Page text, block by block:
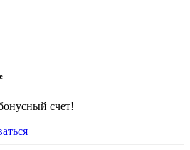
счет!